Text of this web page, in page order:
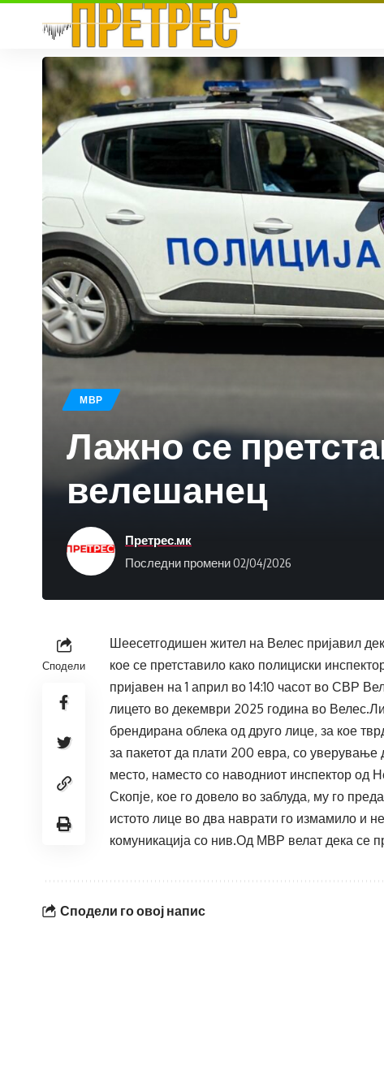
МВР
Лажно се
велешанец
Последни промени 02/04/2026
Претрес.мк
Сподели
Шеесетгодишен жител на Велес пријавил
кое се претставило како полициски
пријавен на 1 април во 14:10 часот во СВР
лицето во декември 2025 година во
брендирана облека од друго лице, за кое
за пакетот да плати 200 евра, со
место, наместо со наводниот инспектор од
Скопје, кое го довело во заблуда, му го
истото лице во два наврати го измамило и
комуникација со нив.Од МВР велат дека се
Сподели го овој напис